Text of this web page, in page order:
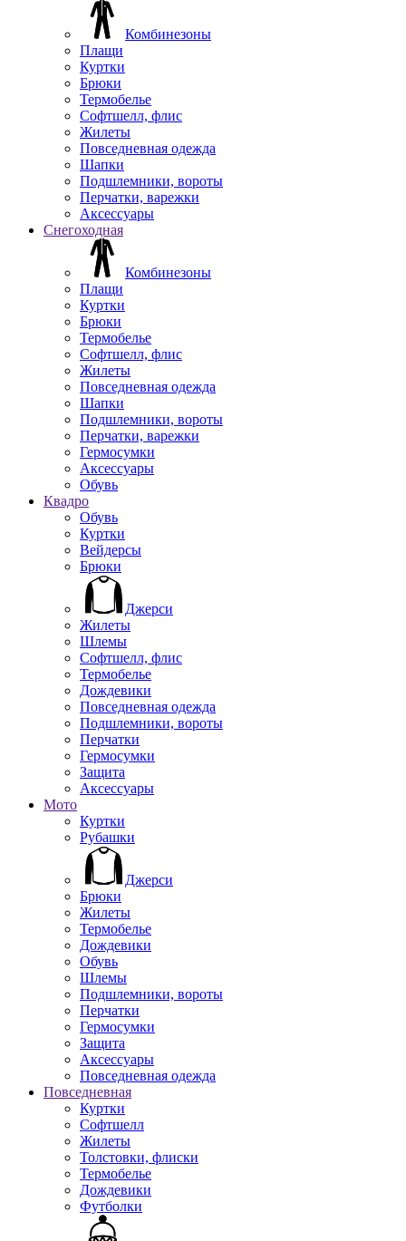
Комбинезоны
Плащи
Куртки
Брюки
Термобелье
Софтшелл, флис
Жилеты
Повседневная одежда
Шапки
Подшлемники, вороты
Перчатки, варежки
Аксессуары
Снегоходная
Комбинезоны
Плащи
Куртки
Брюки
Термобелье
Софтшелл, флис
Жилеты
Повседневная одежда
Шапки
Подшлемники, вороты
Перчатки, варежки
Гермосумки
Аксессуары
Обувь
Квадро
Обувь
Куртки
Вейдерсы
Брюки
Джерси
Жилеты
Шлемы
Софтшелл, флис
Термобелье
Дождевики
Повседневная одежда
Подшлемники, вороты
Перчатки
Гермосумки
Защита
Аксессуары
Мото
Куртки
Рубашки
Джерси
Брюки
Жилеты
Термобелье
Дождевики
Обувь
Шлемы
Подшлемники, вороты
Перчатки
Гермосумки
Защита
Аксессуары
Повседневная одежда
Повседневная
Куртки
Софтшелл
Жилеты
Толстовки, флиски
Термобелье
Дождевики
Футболки